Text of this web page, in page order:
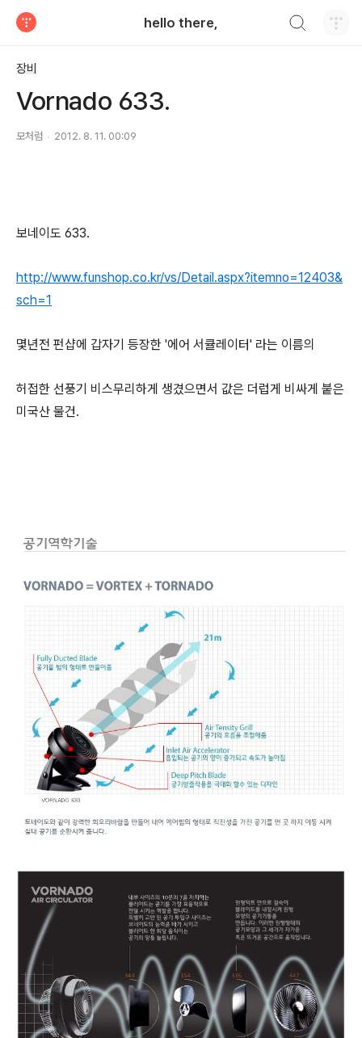
hello there,
장비
Vornado 633.
모처럼 2012. 8. 11. 00:09
보네이도 633.
http://www.funshop.co.kr/vs/Detail.aspx?itemno=12403&
sch=1
몇년전 펀샵에 갑자기 등장한 '에어 서큘레이터' 라는 이름의
허접한 선풍기 비스무리하게 생겼으면서 값은 더럽게 비싸게 붙은
미국산 물건.